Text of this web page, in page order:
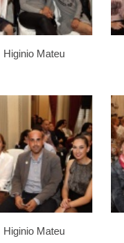
Higinio Mateu
Higinio Mateu